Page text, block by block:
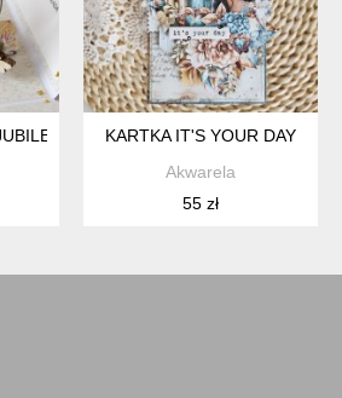
EXPLODING BOX, KARTKA 3D
KARTKA IT'S YOUR DAY
Akwarela
55 zł